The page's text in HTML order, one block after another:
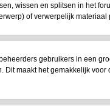
wissen en splitsen in het
of verwerpelijk materiaal
gebruikers in een
maakt het gemakkelijk